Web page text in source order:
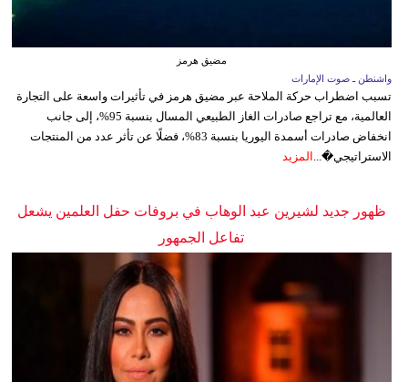
مضيق هرمز
واشنطن ـ صوت الإمارات
تسبب اضطراب حركة الملاحة عبر مضيق هرمز في تأثيرات واسعة على التجارة
العالمية، مع تراجع صادرات الغاز الطبيعي المسال بنسبة 95%، إلى جانب
انخفاض صادرات أسمدة اليوريا بنسبة 83%، فضلًا عن تأثر عدد من المنتجات
الاستراتيجي�... المزيد
ظهور جديد لشيرين عبد الوهاب في بروفات حفل العلمين يشعل
تفاعل الجمهور